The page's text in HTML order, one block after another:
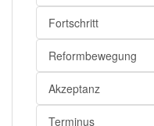
Fortschritt
Reformbewegung
Akzeptanz
Terminus